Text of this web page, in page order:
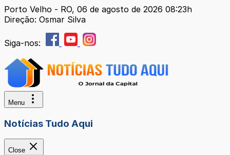
Porto Velho - RO, 06 de agosto de 2026 08:23h
Direção: Osmar Silva
Siga-nos:
Menu
Notícias Tudo Aqui
Close